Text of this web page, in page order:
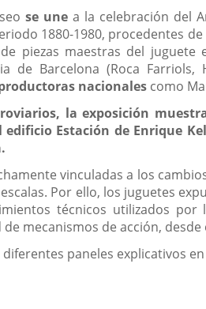
se unea la celebración del
1880-1980, procedentes
piezas maestras del juguete
de Barcelona (Roca Farriols,
nacionales como
la exposición
edificio Estación de Enrique
vinculadas a los
Por ello, los juguetes
técnicos utilizados
mecanismos de acción,
paneles explicativos